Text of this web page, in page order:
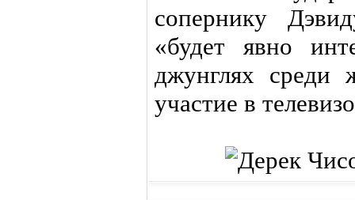
сопернику
«будет явно
джунглях среди
участие в